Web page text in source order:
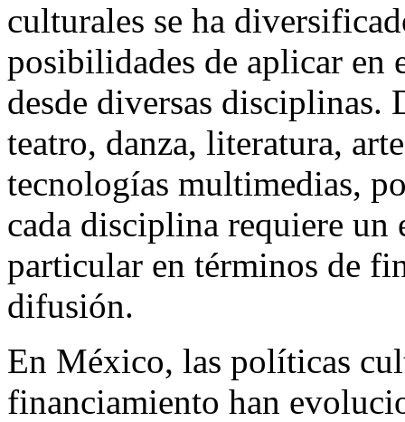
culturales se ha
posibilidades de aplicar en
desde diversas disciplinas.
teatro, danza, literatura,
tecnologías multimedias,
cada disciplina requiere un
particular en términos de
difusión.
En México, las políticas
financiamiento han